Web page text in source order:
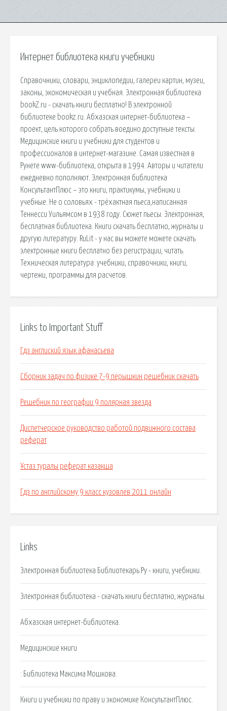
Интернет библиотека книги учебники
Справочники, словари, энциклопедии, галереи картин, музеи,
законы, экономическая и учебная. Электронная библиотека
bookZ.ru - скачать книги бесплатно! В электронной
библиотеке bookz.ru. Абхазская интернет-библиотека –
проект, цель которого собрать воедино доступные тексты.
Медицинские книги и учебники для студентов и
профессионалов в интернет-магазине. Самая известная в
Рунете www-библиотека, открыта в 1994. Авторы и читатели
ежедневно пополняют. Электронная библиотека
КонсультантПлюс – это книги, практикумы, учебники и
учебные. Не о соловьях - трёхактная пьеса,написанная
Теннесси Уильямсом в 1938 году. Сюжет пьесы. Электронная,
бесплатная библиотека. Книги скачать бесплатно, журналы и
другую литературу. RuLit - у нас вы можете можете скачать
электронные книги бесплатно без регистрации, читать.
Техническая литература: учебники, справочники, книги,
чертежи, программы для расчетов.
Links to Important Stuff
Гдз англиский язык афанасьева
Сборник задач по физике 7-9 перышкин решебник скачать
Решебник по географии 9 полярная звезда
Диспетчерское руководство работой подвижного состава
реферат
Ұстаз туралы реферат казакша
Гдз по английскому 9 класс кузовлев 2011 онлайн
Links
Электронная библиотека Библиотекарь.Ру - книги, учебники.
Электронная библиотека - скачать книги бесплатно, журналы.
Абхазская интернет-библиотека.
Медицинские книги
: Библиотека Максима Мошкова.
Книги и учебники по праву и экономике КонсультантПлюс.